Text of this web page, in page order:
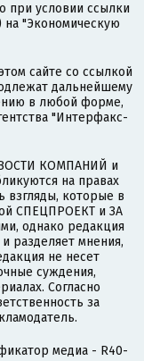
при условии ссылки
на "Экономическую
сайте со ссылкой
дальнейшему
в любой форме,
"Интерфакс-
КОМПАНИЙ и
на правах
взгляды, которые в
СПЕЦПРОЕКТ и ЗА
однако редакция
разделяет мнения,
не несет
суждения,
Согласно
за
медиа - R40-